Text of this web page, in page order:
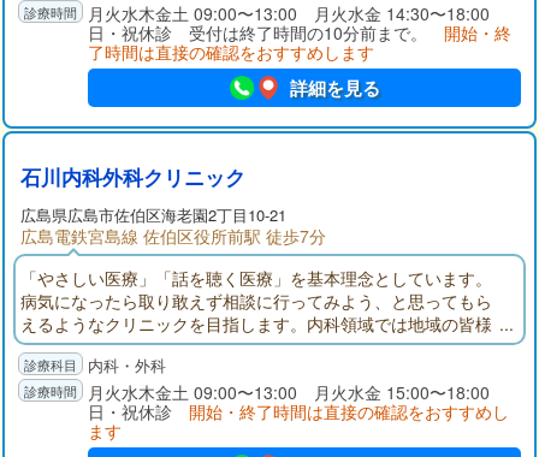
月火水木金土 09:00〜13:00 月火水金 14:30〜18:00
日・祝休診 受付は終了時間の10分前まで。 開始・終
了時間は直接の確認をおすすめします
詳細を見る
石川内科外科クリニック
広島県広島市佐伯区海老園2丁目10-21
広島電鉄宮島線 佐伯区役所前駅 徒歩7分
「やさしい医療」「話を聴く医療」を基本理念としています。
病気になったら取り敢えず相談に行ってみよう、と思ってもら
えるようなクリニックを目指します。内科領域では地域の皆様
の安心につながる一般内科、プライマリーケアを実践してゆき
たいと思っています。外科領域では外傷処置を含め局所麻酔下
の縫合処置などを行います。
内科・外科
月火水木金土 09:00〜13:00 月火水金 15:00〜18:00
日・祝休診 開始・終了時間は直接の確認をおすすめし
ます